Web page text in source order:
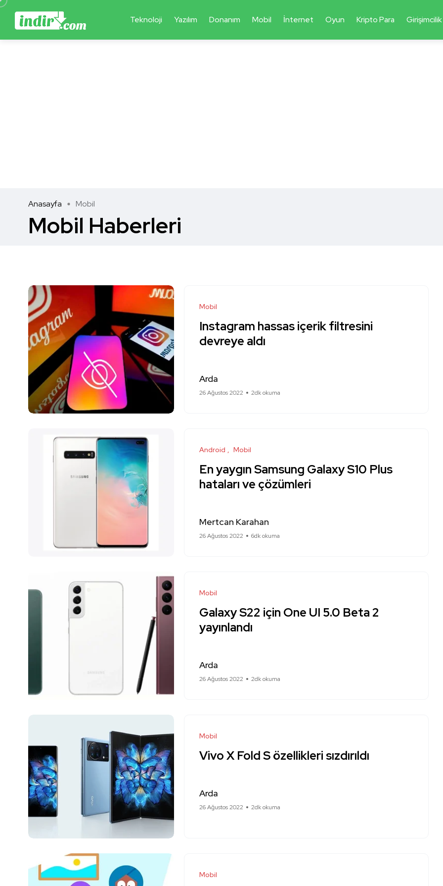
Teknoloji Yazılım Donanım Mobil İnternet Oyun Kripto Para Girişimcilik
Anasayfa Mobil
Mobil Haberleri
Mobil
Instagram hassas içerik filtresini
devreye aldı
Arda
26 Ağustos 2022 2dk okuma
Android Mobil
En yaygın Samsung Galaxy S10 Plus
hataları ve çözümleri
Mertcan Karahan
26 Ağustos 2022 6dk okuma
Mobil
Galaxy S22 için One UI 5.0 Beta 2
yayınlandı
Arda
26 Ağustos 2022 2dk okuma
Mobil
Vivo X Fold S özellikleri sızdırıldı
Arda
26 Ağustos 2022 2dk okuma
Mobil